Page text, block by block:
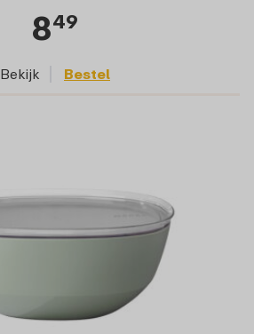
849
Bekijk Bestel